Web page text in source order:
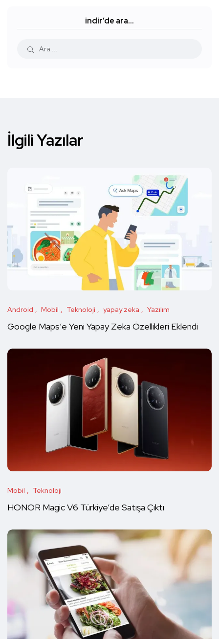
indir’de ara…
İlgili Yazılar
Android Mobil Teknoloji yapay zeka Yazılım
Google Maps’e Yeni Yapay Zeka Özellikleri Eklendi
Mobil Teknoloji
HONOR Magic V6 Türkiye’de Satışa Çıktı